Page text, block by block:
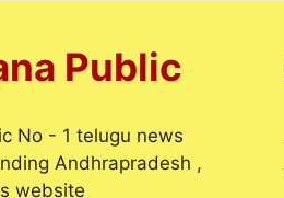
Public
No - 1 telugu news
Andhrapradesh ,
website